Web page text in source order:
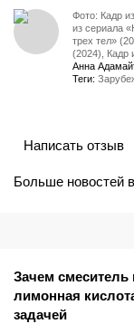
Фото: Кадр
из сериала
трех тел»
(2024), Кадр
Анна
Теги:
Больше новостей в
Написать отзыв
Зачем смеситель
лимонная
задачей